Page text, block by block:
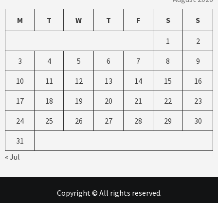
M T W T F S S
1 2
3 4 5 6 7 8 9
10 11 12 13 14 15 16
17 18 19 20 21 22 23
24 25 26 27 28 29 30
31
« Jul
Copyright © All rights reserved.